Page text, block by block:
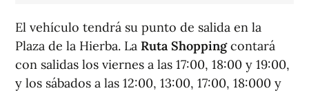
El vehículo tendrá su punto de salida en la
Plaza de la Hierba. La Ruta Shoppingcontará
con salidas los viernes a las 17:00, 18:00 y 19:00,
y los sábados a las 12:00, 13:00, 17:00, 18:000 y